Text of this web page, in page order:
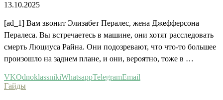
13.10.2025
[ad_1] Вам звонит Элизабет Пералес, жена Джефферсона
Пералеса. Вы встречаетесь в машине, они хотят расследовать
смерть Люциуса Райна. Они подозревают, что что-то большее
произошло на заднем плане, и они, вероятно, тоже в …
VKOdnoklassnikiWhatsappTelegramEmail
Гайды